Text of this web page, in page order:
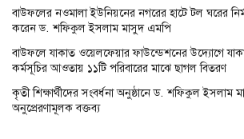
বাউফলের নওমালা ইউনিয়নের নগরের হাটে টল ঘরের
করেন ড. শফিকুল ইসলাম মাসুদ এমপি
বাউফলে যাকাত ওয়েলফেয়ার ফাউন্ডেশনের উদ্যোগে
কর্মসূচির আওতায় ১১টি পরিবারের মাঝে ছাগল বিতরণ
কৃতী শিক্ষার্থীদের সংবর্ধনা অনুষ্ঠানে ড. শফিকুল ইসলাম
অনুপ্রেরণামূলক বক্তব্য